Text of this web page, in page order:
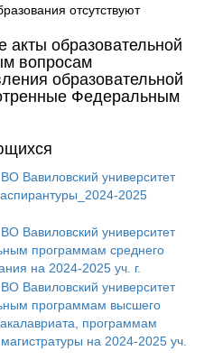
отсутствуют
образовательной
вопросам
образовательной
Федеральным
Вавиловский университет
2025
Вавиловский университет
программам среднего
на 2024-2025 уч. г.
Вавиловский университет
программам высшего
программам
на 2024-2025 уч.